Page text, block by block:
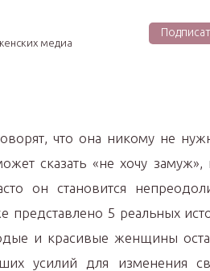
медиа
что она никому не
сказать «не хочу замуж»,
он становится
представлено 5 реальных
и красивые женщины
усилий для изменения